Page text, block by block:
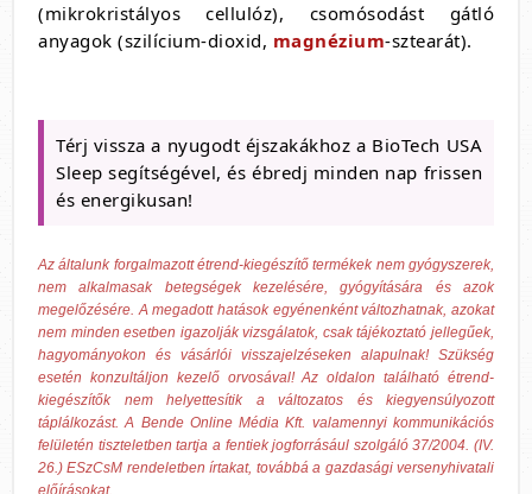
(mikrokristályos cellulóz), csomósodást gátló
anyagok (szilícium-dioxid, magnézium-sztearát).
Térj vissza a nyugodt éjszakákhoz a BioTech USA
Sleep segítségével, és ébredj minden nap frissen
és energikusan!
Az általunk forgalmazott étrend-kiegészítő termékek nem gyógyszerek,
nem alkalmasak betegségek kezelésére, gyógyítására és azok
megelőzésére. A megadott hatások egyénenként változhatnak, azokat
nem minden esetben igazolják vizsgálatok, csak tájékoztató jellegűek,
hagyományokon és vásárlói visszajelzéseken alapulnak! Szükség
esetén konzultáljon kezelő orvosával! Az oldalon található étrend-
kiegészítők nem helyettesítik a változatos és kiegyensúlyozott
táplálkozást. A Bende Online Média Kft. valamennyi kommunikációs
felületén tiszteletben tartja a fentiek jogforrásául szolgáló 37/2004. (IV.
26.) ESzCsM rendeletben írtakat, továbbá a gazdasági versenyhivatali
előírásokat.